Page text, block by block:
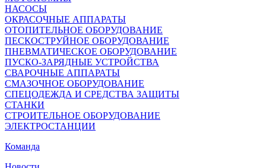
НАСОСЫ
ОКРАСОЧНЫЕ АППАРАТЫ
ОТОПИТЕЛЬНОЕ ОБОРУДОВАНИЕ
ПЕСКОСТРУЙНОЕ ОБОРУДОВАНИЕ
ПНЕВМАТИЧЕСКОЕ ОБОРУДОВАНИЕ
ПУСКО-ЗАРЯДНЫЕ УСТРОЙСТВА
СВАРОЧНЫЕ АППАРАТЫ
СМАЗОЧНОЕ ОБОРУДОВАНИЕ
СПЕЦОДЕЖДА И СРЕДСТВА ЗАЩИТЫ
СТАНКИ
СТРОИТЕЛЬНОЕ ОБОРУДОВАНИЕ
ЭЛЕКТРОСТАНЦИИ
Команда